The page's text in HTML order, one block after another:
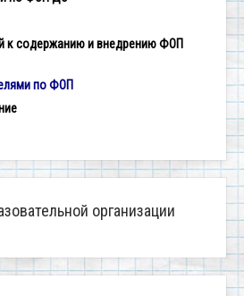
к содержанию и внедрению ФОП
по ФОП
организации